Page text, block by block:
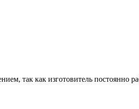
так как изготовитель постоянно